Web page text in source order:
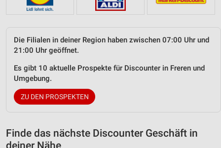
Die Filialen in deiner Region haben zwischen 07:00 Uhr und
21:00 Uhr geöffnet.
Es gibt 10 aktuelle Prospekte für Discounter in Freren und
Umgebung.
ZU DEN PROSPEKTEN
Finde das nächste Discounter Geschäft in
deiner Nähe